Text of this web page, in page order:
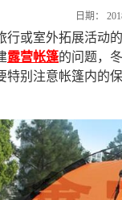
日期：
行或室外拓展活动
露营帐篷的问题，
特别注意帐篷内的